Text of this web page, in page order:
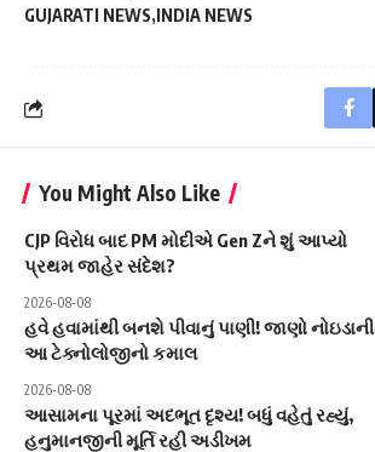
GUJARATI NEWS INDIA NEWS
You Might Also Like
CJP વિરોધ બાદ PM મોદીએ Gen Zને શું આપ્યો
પ્રથમ જાહેર સંદેશ?
2026-08-08
હવે હવામાંથી બનશે પીવાનું પાણી! જાણો નોઇડાની
આ ટેક્નોલોજીનો કમાલ
2026-08-08
આસામના પૂરમાં અદભૂત દૃશ્ય! બધું વહેતું રહ્યું,
હનુમાનજીની મૂર્તિ રહી અડીખમ